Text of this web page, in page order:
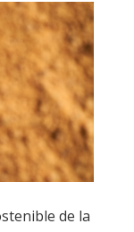
de la